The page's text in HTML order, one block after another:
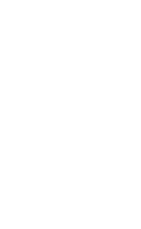
Effizienz-Paket